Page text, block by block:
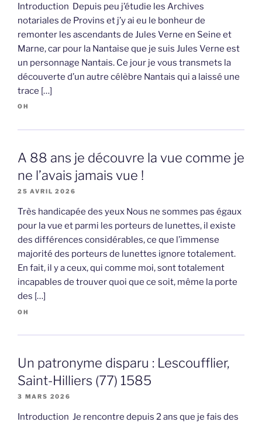
Introduction Depuis peu j’étudie les Archives
notariales de Provins et j’y ai eu le bonheur de
remonter les ascendants de Jules Verne en Seine et
Marne, car pour la Nantaise que je suis Jules Verne est
un personnage Nantais. Ce jour je vous transmets la
découverte d’un autre célèbre Nantais qui a laissé une
trace […]
OH
A 88 ans je découvre la vue comme je
ne l’avais jamais vue !
25 AVRIL 2026
Très handicapée des yeux Nous ne sommes pas égaux
pour la vue et parmi les porteurs de lunettes, il existe
des différences considérables, ce que l’immense
majorité des porteurs de lunettes ignore totalement.
En fait, il y a ceux, qui comme moi, sont totalement
incapables de trouver quoi que ce soit, même la porte
des […]
OH
Un patronyme disparu : Lescoufflier,
Saint-Hilliers (77) 1585
3 MARS 2026
Introduction Je rencontre depuis 2 ans que je fais des